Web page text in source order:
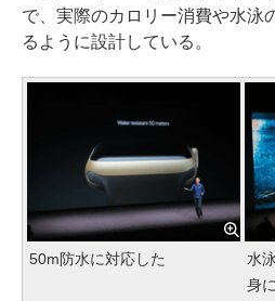
で、実際のカロリー消費や水泳
るように設計している。
50m防水に対応した
水
身